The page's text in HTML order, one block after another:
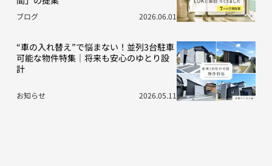
ブログ 2026.06.01
“車の入れ替え”で悩まない！並列3台駐車
可能な物件特集｜将来も安心のゆとり設
計
お知らせ 2026.05.11